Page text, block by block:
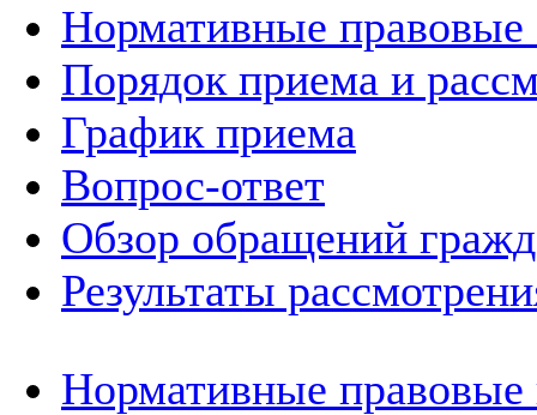
Нормативные правовые
Порядок приема и
График приема
Вопрос-ответ
Обзор обращений
Результаты
Нормативные